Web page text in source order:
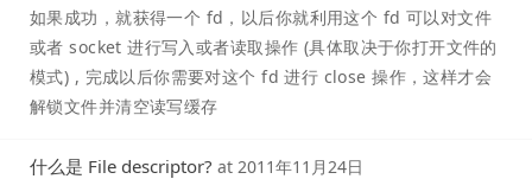
如果成功，就获得一个 fd，以后你就利用这个 fd 可以对文件
或者 socket 进行写入或者读取操作 (具体取决于你打开文件的
模式) , 完成以后你需要对这个 fd 进行 close 操作，这样才会
解锁文件并清空读写缓存
什么是 File descriptor? at 2011年11月24日